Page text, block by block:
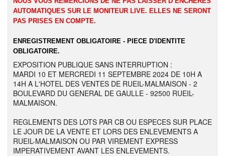
AUTOMATIQUES SUR LE MONITEUR LIVE. ELLES NE SERONT
PAS PRISES EN COMPTE.
ENREGISTREMENT OBLIGATOIRE - PIECE D'IDENTITE
OBLIGATOIRE.
EXPOSITION PUBLIQUE SANS INTERRUPTION :
MARDI 10 ET MERCREDI 11 SEPTEMBRE 2024 DE 10H A
14H A L'HOTEL DES VENTES DE RUEIL-MALMAISON - 2
BOULEVARD DU GENERAL DE GAULLE - 92500 RUEIL-
MALMAISON.
REGLEMENTS DES LOTS PAR CB OU ESPECES SUR PLACE
LE JOUR DE LA VENTE ET LORS DES ENLEVEMENTS A
RUEIL-MALMAISON OU PAR VIREMENT EXPRESS
IMPERATIVEMENT AVANT LES ENLEVEMENTS.